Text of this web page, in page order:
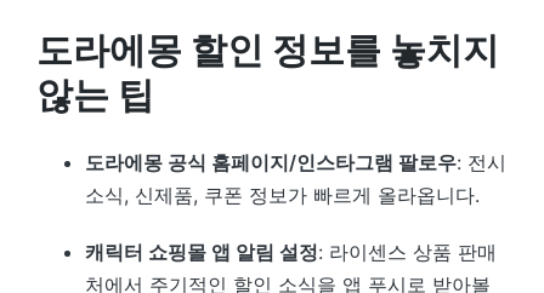
도라에몽 할인 정보를 놓치지
않는 팁
도라에몽 공식 홈페이지/인스타그램 팔로우: 전시
소식, 신제품, 쿠폰 정보가 빠르게 올라옵니다.
캐릭터 쇼핑몰 앱 알림 설정: 라이센스 상품 판매
처에서 주기적인 할인 소식을 앱 푸시로 받아볼